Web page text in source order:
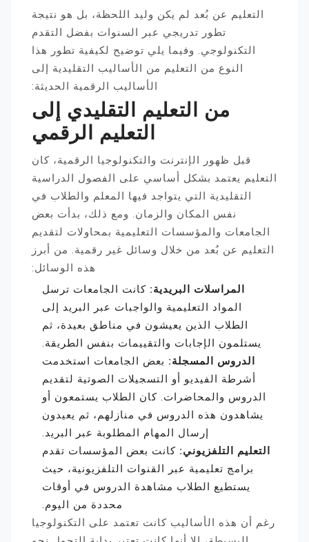
التعليم عن بُعد لم يكن وليد اللحظة، بل هو نتيجة
تطور تدريجي عبر السنوات بفضل التقدم
التكنولوجي. وفيما يلي توضيح لكيفية تطور هذا
النوع من التعليم من الأساليب التقليدية إلى
الأساليب الرقمية الحديثة:
من التعليم التقليدي إلى
التعليم الرقمي
قبل ظهور الإنترنت والتكنولوجيا الرقمية، كان
التعليم يعتمد بشكل أساسي على الفصول الدراسية
التقليدية التي يتواجد فيها المعلم والطلاب في
نفس المكان والزمان. ومع ذلك، بدأت بعض
الجامعات والمؤسسات التعليمية بمحاولات لتقديم
التعليم عن بُعد من خلال وسائل غير رقمية. من أبرز
هذه الوسائل:
المراسلات البريدية:كانت الجامعات ترسل
المواد التعليمية والواجبات عبر البريد إلى
الطلاب الذين يعيشون في مناطق بعيدة، ثم
يستلمون الإجابات والتقييمات بنفس الطريقة.
الدروس المسجلة:بعض الجامعات استخدمت
أشرطة الفيديو أو التسجيلات الصوتية لتقديم
الدروس والمحاضرات. كان الطلاب يستمعون أو
يشاهدون هذه الدروس في منازلهم، ثم يعيدون
إرسال المهام المطلوبة عبر البريد.
التعليم التلفزيوني:كانت بعض المؤسسات تقدم
برامج تعليمية عبر القنوات التلفزيونية، حيث
يستطيع الطلاب مشاهدة الدروس في أوقات
محددة من اليوم.
رغم أن هذه الأساليب كانت تعتمد على التكنولوجيا